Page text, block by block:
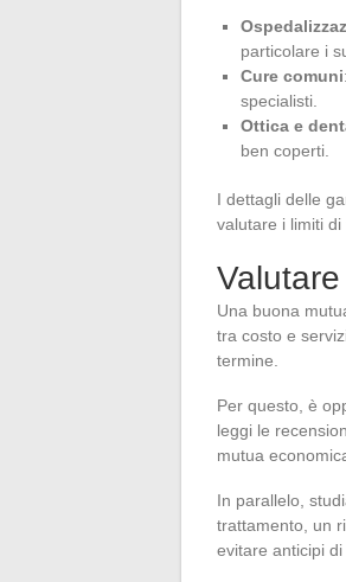
particolare i
Cure comuni
specialisti.
Ottica e
ben coperti.
I dettagli delle
valutare i limiti di
Una buona
tra costo e
termine.
Per questo, è
leggi le
mutua
In parallelo,
trattamento, un
evitare anticipi di